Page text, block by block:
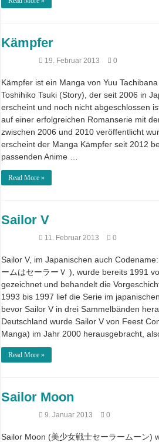
Kämpfer
19. Februar 2013 0
Kämpfer ist ein Manga von Yuu
Toshihiko Tsuki (Story), der seit 2006 in
erscheint und noch nicht abgeschlossen
auf einer erfolgreichen Romanserie mit
zwischen 2006 und 2010 veröffentlicht
erscheint der Manga Kämpfer seit 2012
passenden Anime …
Read More »
Sailor V
11. Februar 2013 0
Sailor V, im Japanischen auch
ームはセーラーＶ ), wurde bereits 1991
gezeichnet und behandelt die
1993 bis 1997 lief die Serie im
bevor Sailor V in drei Sammelbänden
Deutschland wurde Sailor V von Feest
Manga) im Jahr 2000 herausgebracht,
Read More »
Sailor Moon
9. Januar 2013 0
Sailor Moon (美少女戦士セーラームーン)